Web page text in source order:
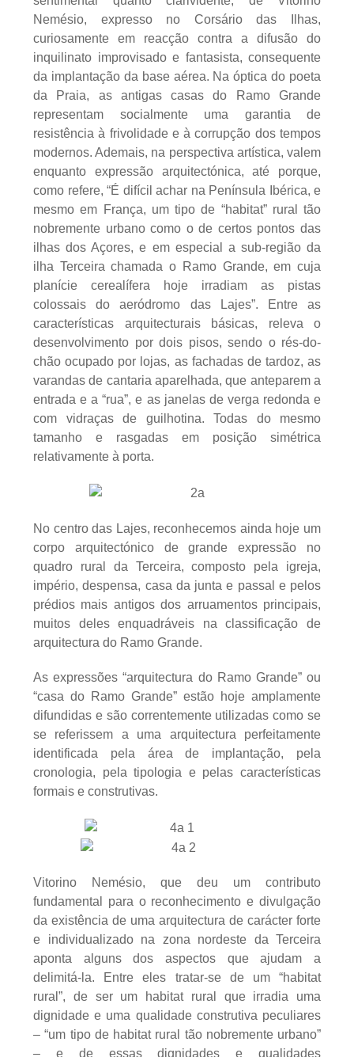
Nemésio, expresso no Corsário das Ilhas,
curiosamente em reacção contra a difusão do
inquilinato improvisado e fantasista, consequente
da implantação da base aérea. Na óptica do poeta
da Praia, as antigas casas do Ramo Grande
representam socialmente uma garantia de
resistência à frivolidade e à corrupção dos tempos
modernos. Ademais, na perspectiva artística, valem
enquanto expressão arquitectónica, até porque,
como refere, “É difícil achar na Península Ibérica, e
mesmo em França, um tipo de “habitat” rural tão
nobremente urbano como o de certos pontos das
ilhas dos Açores, e em especial a sub-região da
ilha Terceira chamada o Ramo Grande, em cuja
planície cerealífera hoje irradiam as pistas
colossais do aeródromo das Lajes”. Entre as
características arquitecturais básicas, releva o
desenvolvimento por dois pisos, sendo o rés-do-
chão ocupado por lojas, as fachadas de tardoz, as
varandas de cantaria aparelhada, que anteparem a
entrada e a “rua”, e as janelas de verga redonda e
com vidraças de guilhotina. Todas do mesmo
tamanho e rasgadas em posição simétrica
relativamente à porta.
No centro das Lajes, reconhecemos ainda hoje um
corpo arquitectónico de grande expressão no
quadro rural da Terceira, composto pela igreja,
império, despensa, casa da junta e passal e pelos
prédios mais antigos dos arruamentos principais,
muitos deles enquadráveis na classificação de
arquitectura do Ramo Grande.
As expressões “arquitectura do Ramo Grande” ou
“casa do Ramo Grande” estão hoje amplamente
difundidas e são correntemente utilizadas como se
se referissem a uma arquitectura perfeitamente
identificada pela área de implantação, pela
cronologia, pela tipologia e pelas características
formais e construtivas.
Vitorino Nemésio, que deu um contributo
fundamental para o reconhecimento e divulgação
da existência de uma arquitectura de carácter forte
e individualizado na zona nordeste da Terceira
aponta alguns dos aspectos que ajudam a
delimitá-la. Entre eles tratar-se de um “habitat
rural”, de ser um habitat rural que irradia uma
dignidade e uma qualidade construtiva peculiares
– “um tipo de habitat rural tão nobremente urbano”
– e de essas dignidades e qualidades